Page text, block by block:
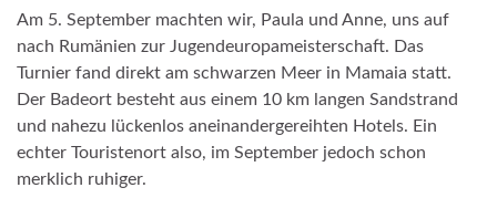
Am 5. September machten wir, Paula und Anne, uns auf
nach Rumänien zur Jugendeuropameisterschaft. Das
Turnier fand direkt am schwarzen Meer in Mamaia statt.
Der Badeort besteht aus einem 10 km langen Sandstrand
und nahezu lückenlos aneinandergereihten Hotels. Ein
echter Touristenort also, im September jedoch schon
merklich ruhiger.